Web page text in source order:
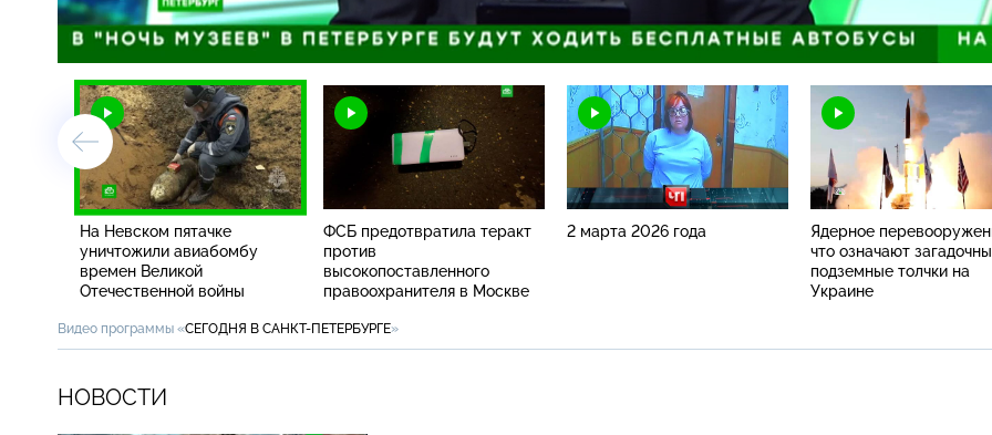
/
Загрузка:
На Невском пятачке
уничтожили авиабомбу
времен Великой
Отечественной войны
ФСБ предотвратила теракт
против
высокопоставленного
правоохранителя в Москве
2 марта 2026 года
Ядерное
что означают
подземные толчки на
Украине
Видео программы «СЕГОДНЯ В САНКТ-ПЕТЕРБУРГЕ»
НОВОСТИ